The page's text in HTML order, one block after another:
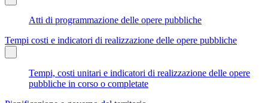
Atti di programmazione delle opere pubbliche
Tempi costi e indicatori di realizzazione delle opere pubbliche
Tempi, costi unitari e indicatori di realizzazione delle opere
pubbliche in corso o completate